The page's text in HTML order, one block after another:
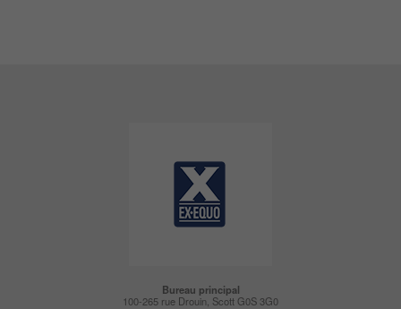
Bureau principal
100-265 rue Drouin, Scott G0S 3G0